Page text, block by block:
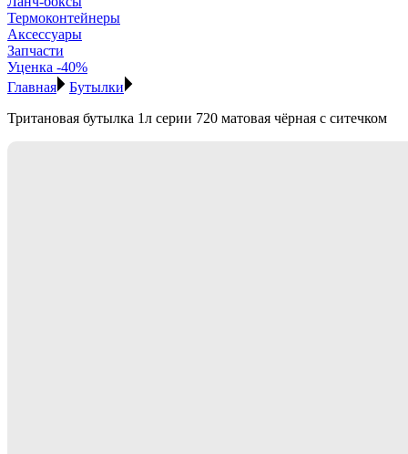
Термоконтейнеры
Аксессуары
Запчасти
Уценка -40%
Главная
Бутылки
Тритановая бутылка 1л серии 720 матовая чёрная с ситечком